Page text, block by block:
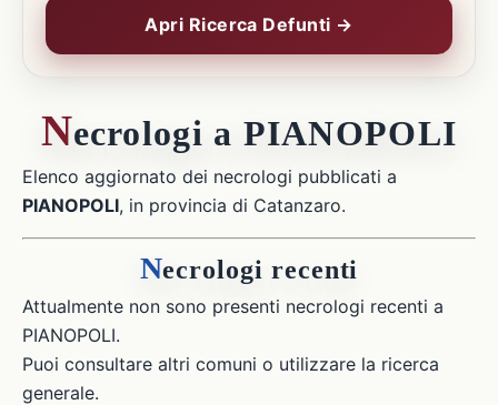
Apri Ricerca Defunti →
Necrologi a PIANOPOLI
Elenco aggiornato dei necrologi pubblicati a
PIANOPOLI, in provincia di Catanzaro.
Necrologi recenti
Attualmente non sono presenti necrologi recenti a
PIANOPOLI.
Puoi consultare altri comuni o utilizzare la ricerca
generale.